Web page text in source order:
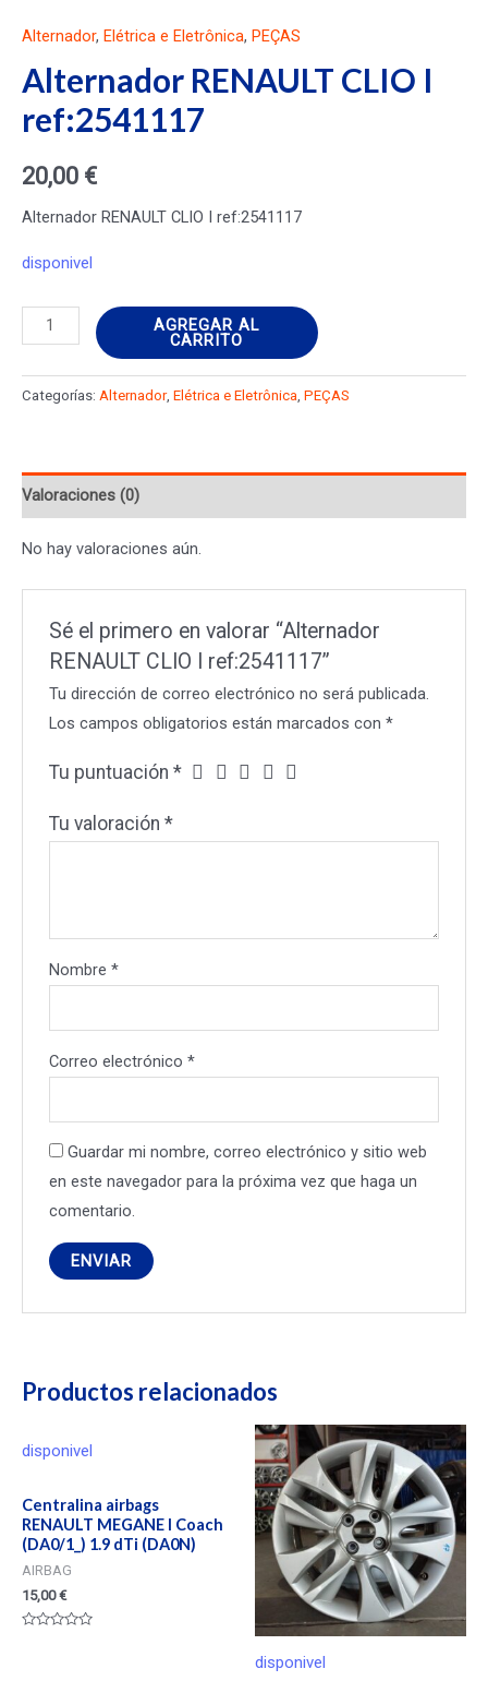
Alternador, Elétrica e Eletrônica, PEÇAS
Alternador RENAULT CLIO I
ref:2541117
20,00 €
Alternador RENAULT CLIO I ref:2541117
disponivel
Alternador
RENAULT
CLIO
AGREGAR AL
CARRITO
Categorías: Alternador, Elétrica e Eletrônica, PEÇAS
Valoraciones (0)
No hay valoraciones aún.
Sé el primero en valorar “Alternador
RENAULT CLIO I ref:2541117”
Tu dirección de correo electrónico no será publicada.
Los campos obligatorios están marcados con*
Tu puntuación*
Tu valoración*
Nombre*
Correo electrónico*
Guardar mi nombre, correo electrónico y sitio web
en este navegador para la próxima vez que haga un
comentario.
Productos relacionados
disponivel
Centralina airbags
RENAULT MEGANE I Coach
(DA0/1_) 1.9 dTi (DA0N)
AIRBAG
15,00€
disponivel